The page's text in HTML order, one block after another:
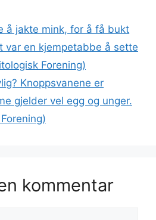
å jakte mink, for å få bukt
var en kjempetabbe å sette
Forening)
Knoppsvanene er
gjelder vel egg og unger.
kommentar